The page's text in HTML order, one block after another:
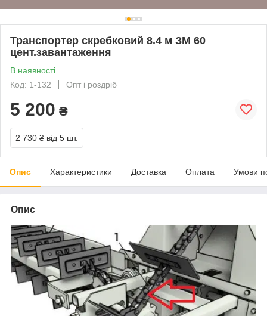
Транспортер скребковий 8.4 м ЗМ 60
цент.завантаження
В наявності
Код: 1-132
Опт і роздріб
5 200 ₴
2 730 ₴ від 5 шт.
Опис Характеристики Доставка Оплата Умови
Опис